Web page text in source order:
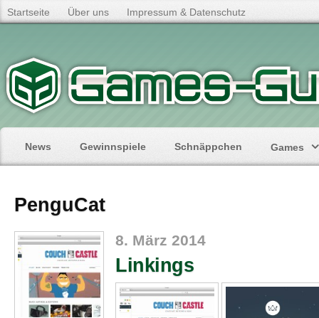
Startseite Über uns Impressum & Datenschutz
News Gewinnspiele Schnäppchen Games
PenguCat
8. März 2014
Linkings